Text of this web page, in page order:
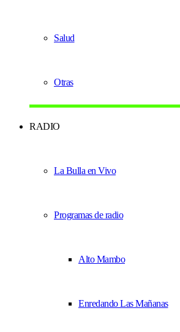
Salud
Otras
RADIO
La Bulla en Vivo
Programas de radio
Alto Mambo
Enredando Las Mañanas